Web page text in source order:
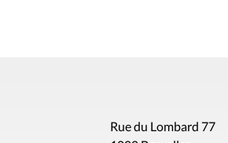
Rue du Lombard 77